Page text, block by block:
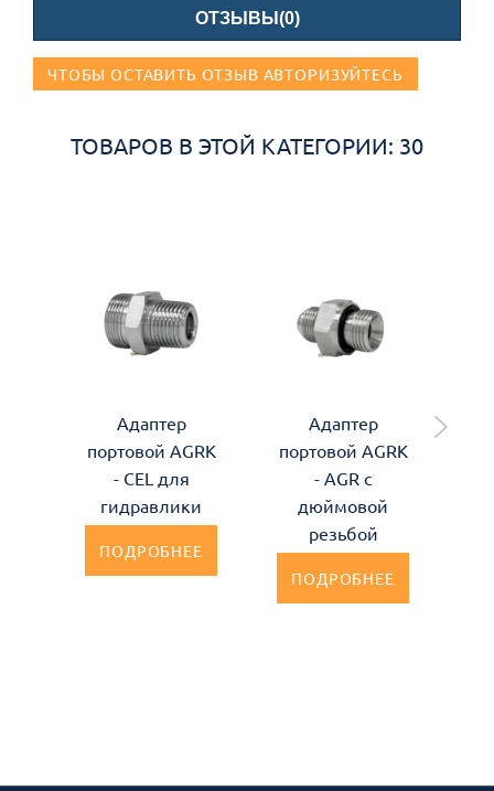
ОТЗЫВЫ(0)
ЧТОБЫ ОСТАВИТЬ ОТЗЫВ АВТОРИЗУЙТЕСЬ
ТОВАРОВ В ЭТОЙ КАТЕГОРИИ: 30
Адаптер
портовой AGRK
- CEL для
гидравлики
ПОДРОБНЕЕ
Адаптер
портовой AGRK
- AGR с
дюймовой
резьбой
ПОДРОБНЕЕ